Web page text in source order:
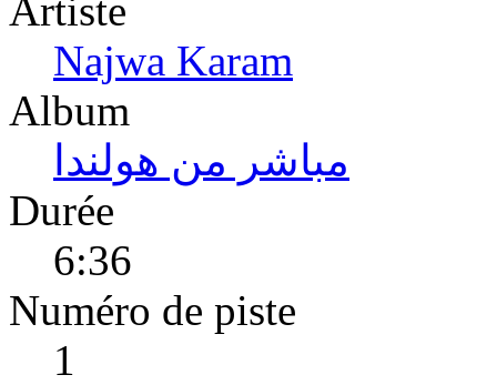
Artiste
Najwa Karam
Album
مباشر من هولندا
Durée
6:36
Numéro de piste
1